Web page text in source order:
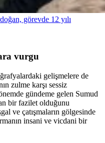
görevde 12 yılı
vurgu
gelişmelere de
zulme karşı sessiz
gündeme gelen Sumud
bir fazilet olduğunu
ve çatışmaların gölgesinde
insani ve vicdani bir